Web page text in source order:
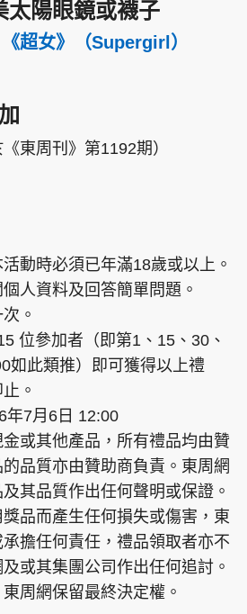
cazbuyer 東Touch
EDUPLUS
使用條款
版權及免責聲明
太陽眼鏡或襪子
超女》（Supergirl）
東周刊》第1192期）
動時必須已年滿18歲或以上。
人資料及回答簡單問題。
。
位參加者（即第1、15、30、
如此類推）即可獲得以上禮
。
年7月6日 12:00
或其他產品，所有禮品均由贊
品質亦由贊助商負責。東周網
其品質作出任何聲明或保證。
品而產生任何損失或傷害，東
擔任何責任，禮品領取者亦不
或其集團公司作出任何追討。
周網保留最終決定權。